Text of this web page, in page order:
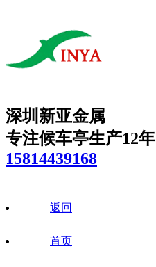
深圳新亚金属
专注候车亭生产12年
15814439168
返回
首页